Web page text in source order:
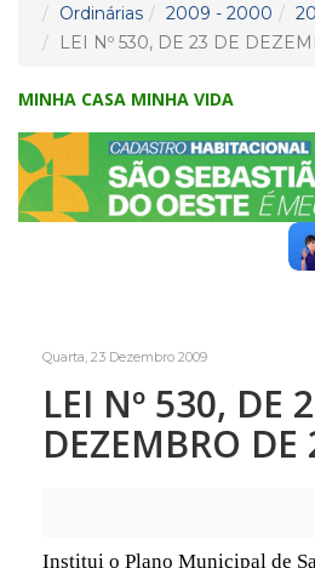
Ordinárias
2009 - 2000
LEI Nº 530, DE 23 DE
MINHA CASA MINHA VIDA
Quarta, 23 Dezembro 2009
LEI Nº 530, DE
DEZEMBRO DE
Institui o Plano Municipal de